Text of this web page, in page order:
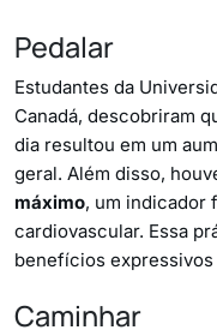
Pedalar
Estudantes da
Canadá, descobriram
dia resultou em um
geral. Além disso,
máximo, um indicador
cardiovascular. Essa
benefícios
Caminhar